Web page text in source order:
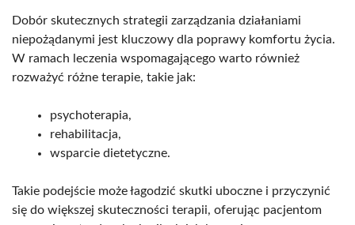
Dobór skutecznych strategii zarządzania działaniami
niepożądanymi jest kluczowy dla poprawy komfortu życia.
W ramach leczenia wspomagającego warto również
rozważyć różne terapie, takie jak:
psychoterapia,
rehabilitacja,
wsparcie dietetyczne.
Takie podejście może łagodzić skutki uboczne i przyczynić
się do większej skuteczności terapii, oferując pacjentom